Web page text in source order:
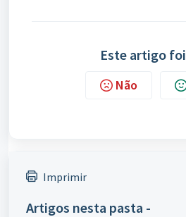
Este artigo
Não
Imprimir
Artigos nesta pasta -